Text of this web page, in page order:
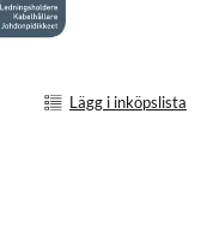
Lägg i inköpslista